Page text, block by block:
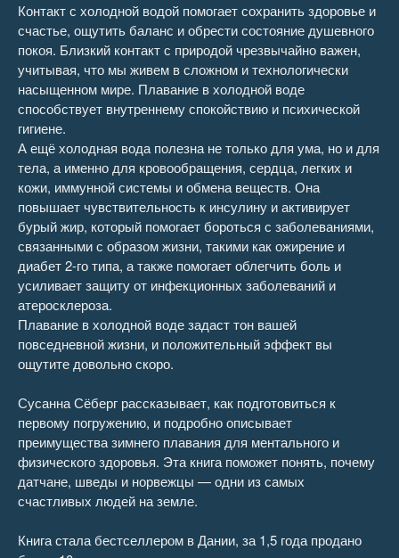
Контакт с холодной водой помогает сохранить здоровье и
счастье, ощутить баланс и обрести состояние душевного
покоя. Близкий контакт с природой чрезвычайно важен,
учитывая, что мы живем в сложном и технологически
насыщенном мире. Плавание в холодной воде
способствует внутреннему спокойствию и психической
гигиене.
А ещё холодная вода полезна не только для ума, но и для
тела, а именно для кровообращения, сердца, легких и
кожи, иммунной системы и обмена веществ. Она
повышает чувствительность к инсулину и активирует
бурый жир, который помогает бороться с заболеваниями,
связанными с образом жизни, такими как ожирение и
диабет 2-го типа, а также помогает облегчить боль и
усиливает защиту от инфекционных заболеваний и
атеросклероза.
Плавание в холодной воде задаст тон вашей
повседневной жизни, и положительный эффект вы
ощутите довольно скоро.
Сусанна Сёберг рассказывает, как подготовиться к
первому погружению, и подробно описывает
преимущества зимнего плавания для ментального и
физического здоровья. Эта книга поможет понять, почему
датчане, шведы и норвежцы — одни из самых
счастливых людей на земле.
Книга стала бестселлером в Дании, за 1,5 года продано